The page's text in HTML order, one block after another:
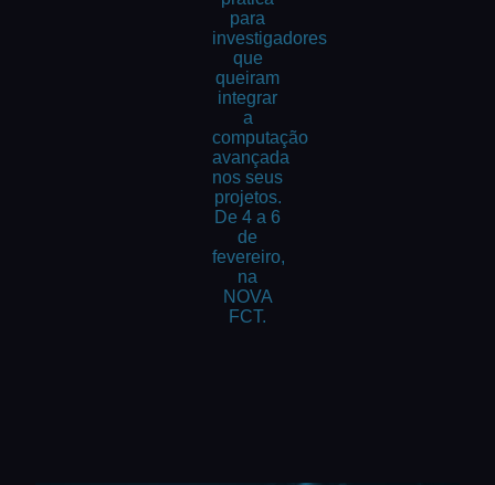
para
investigadores
que
queiram
integrar
a
computação
avançada
nos seus
projetos.
De 4 a 6
de
fevereiro,
na
NOVA
FCT.